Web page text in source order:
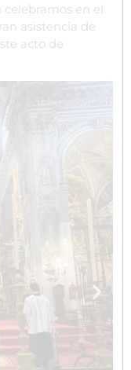
en el
asistencia de
acto de